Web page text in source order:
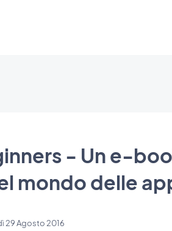
- Un e-
mondo delle
29 Agosto 2016